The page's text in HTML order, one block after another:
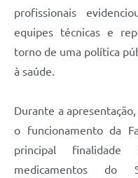
profissionais
equipes técnicas e
torno de uma política
à saúde.
Durante a
o funcionamento da
principal
medicamentos do